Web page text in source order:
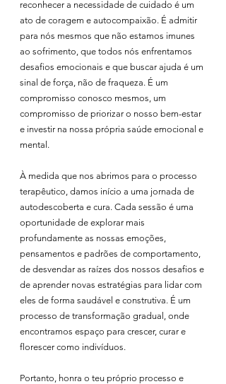
reconhecer a necessidade de cuidado é um
ato de coragem e autocompaixão. É admitir
para nós mesmos que não estamos imunes
ao sofrimento, que todos nós enfrentamos
desafios emocionais e que buscar ajuda é um
sinal de força, não de fraqueza. É um
compromisso conosco mesmos, um
compromisso de priorizar o nosso bem-estar
e investir na nossa própria saúde emocional e
mental.
À medida que nos abrimos para o processo
terapêutico, damos início a uma jornada de
autodescoberta e cura. Cada sessão é uma
oportunidade de explorar mais
profundamente as nossas emoções,
pensamentos e padrões de comportamento,
de desvendar as raízes dos nossos desafios e
de aprender novas estratégias para lidar com
eles de forma saudável e construtiva. É um
processo de transformação gradual, onde
encontramos espaço para crescer, curar e
florescer como indivíduos.
Portanto, honra o teu próprio processo e